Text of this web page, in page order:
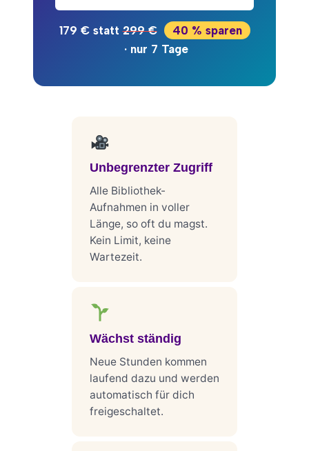
179 € statt299 €
40 % sparen
· nur 7 Tage
Unbegrenzter Zugriff
Alle Bibliothek-
Aufnahmen in voller
Länge, so oft du magst.
Kein Limit, keine
Wartezeit.
Wächst ständig
Neue Stunden kommen
laufend dazu und werden
automatisch für dich
freigeschaltet.